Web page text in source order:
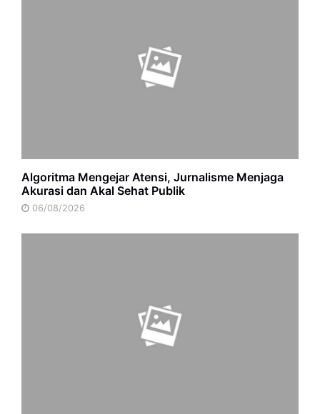
Algoritma Mengejar Atensi, Jurnalisme Menjaga
Akurasi dan Akal Sehat Publik
06/08/2026